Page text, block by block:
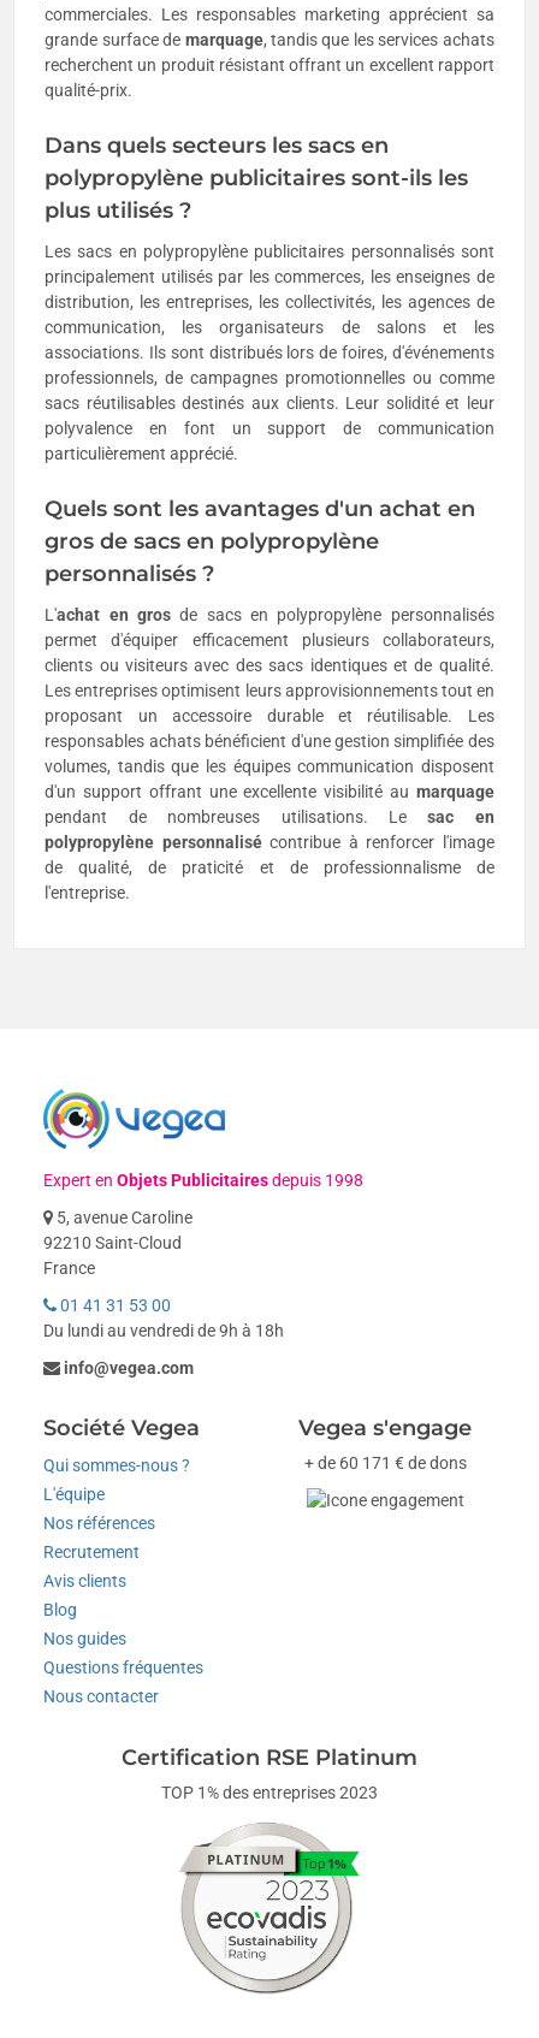
commerciales. Les responsables marketing apprécient sa
grande surface de marquage, tandis que les services achats
recherchent un produit résistant offrant un excellent rapport
qualité-prix.
Dans quels secteurs les sacs en
polypropylène publicitaires sont-ils les
plus utilisés ?
Les sacs en polypropylène publicitaires personnalisés sont
principalement utilisés par les commerces, les enseignes de
distribution, les entreprises, les collectivités, les agences de
communication, les organisateurs de salons et les
associations. Ils sont distribués lors de foires, d'événements
professionnels, de campagnes promotionnelles ou comme
sacs réutilisables destinés aux clients. Leur solidité et leur
polyvalence en font un support de communication
particulièrement apprécié.
Quels sont les avantages d'un achat en
gros de sacs en polypropylène
personnalisés ?
L'achat en grosde sacs en polypropylène personnalisés
permet d'équiper efficacement plusieurs collaborateurs,
clients ou visiteurs avec des sacs identiques et de qualité.
Les entreprises optimisent leurs approvisionnements tout en
proposant un accessoire durable et réutilisable. Les
responsables achats bénéficient d'une gestion simplifiée des
volumes, tandis que les équipes communication disposent
d'un support offrant une excellente visibilité au marquage
pendant de nombreuses utilisations. Lesac en
polypropylène personnalisécontribue à renforcer l'image
de qualité, de praticité et de professionnalisme de
l'entreprise.
Expert enObjets Publicitairesdepuis 1998
5, avenue Caroline
92210 Saint-Cloud
France
01 41 31 53 00
Du lundi au vendredi de 9h à 18h
info@vegea.com
Société Vegea
Qui sommes-nous ?
L'équipe
Nos références
Recrutement
Avis clients
Blog
Nos guides
Questions fréquentes
Nous contacter
Vegea s'engage
+ de 60 171 € de dons
Certification RSE Platinum
TOP 1% des entreprises 2023